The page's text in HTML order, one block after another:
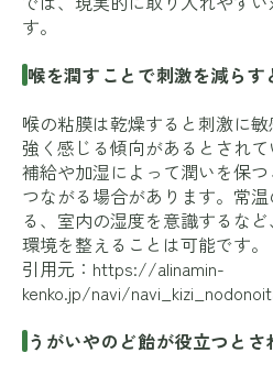
す。
喉を潤すことで刺激を減らす
喉の粘膜は乾燥すると刺激に
強く感じる傾向があるとされ
補給や加湿によって潤いを保
つながる場合があります。常
る、室内の湿度を意識するな
環境を整えることは可能です。
引用元： https://alinamin-
kenko.jp/navi/
うがいやのど飴が役立つとさ